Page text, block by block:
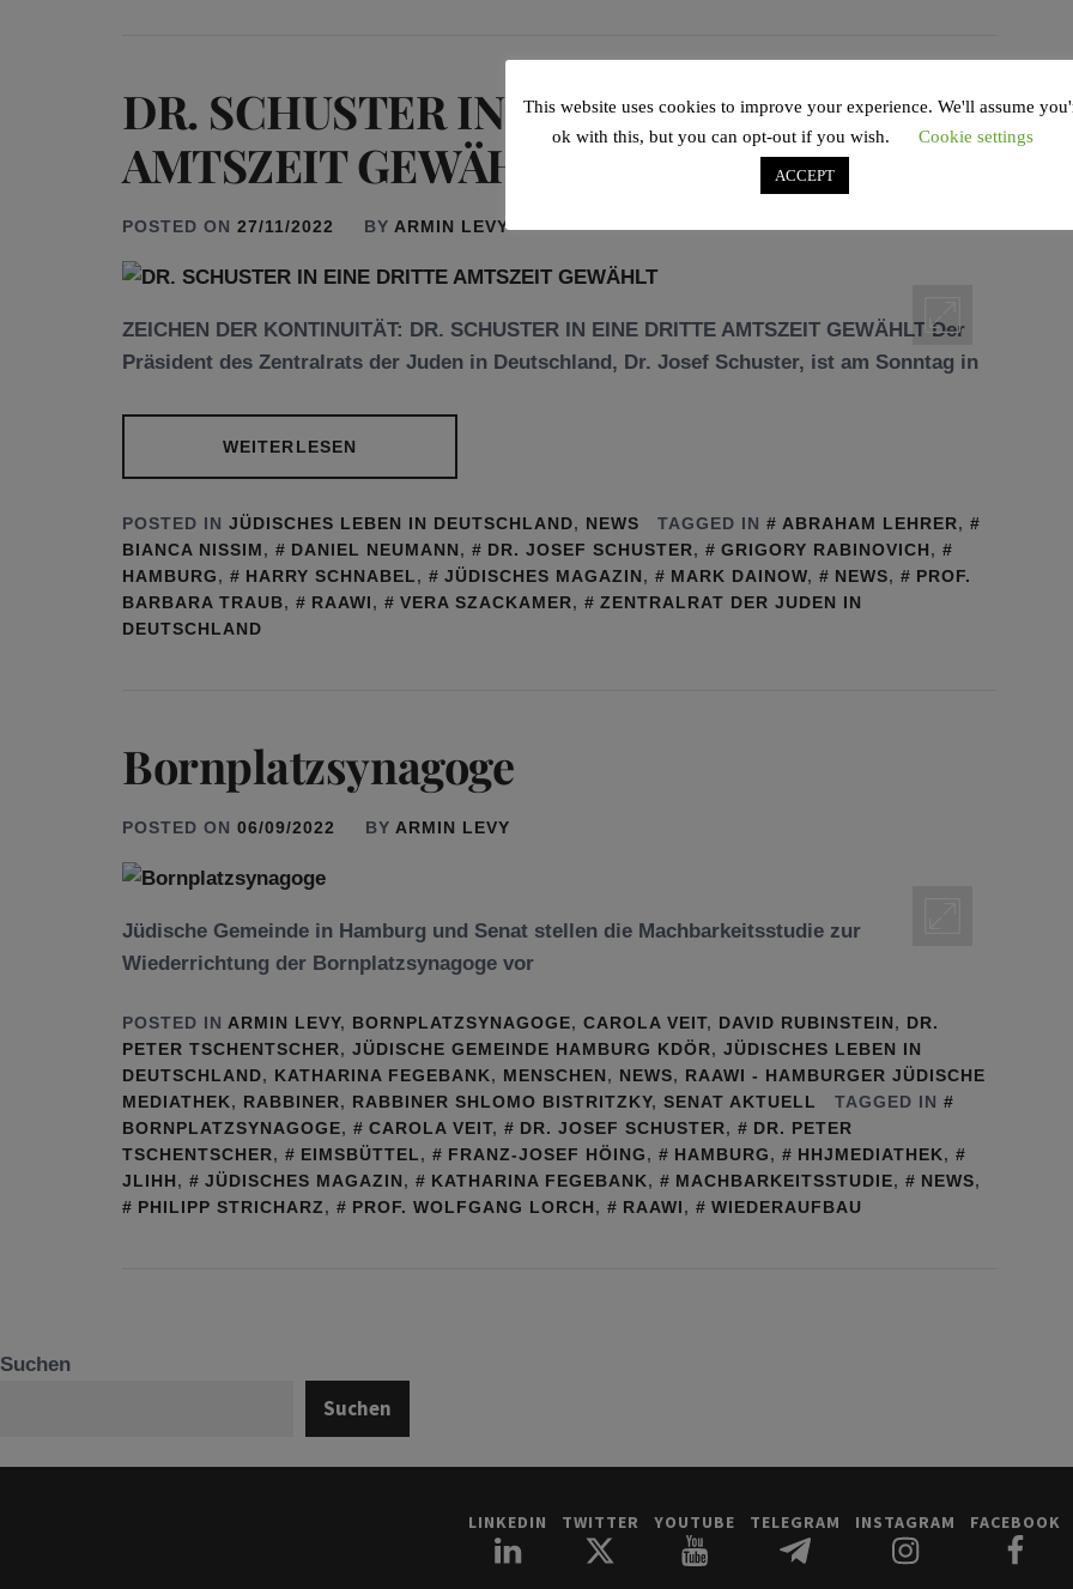
DR. SCHUSTER IN EINE DRITTE
AMTSZEIT GEWÄHLT
POSTED ON 27/11/2022 BY ARMIN LEVY
ZEICHEN DER KONTINUITÄT: DR. SCHUSTER IN EINE DRITTE AMTSZEIT GEWÄHLT Der
Präsident des Zentralrats der Juden in Deutschland, Dr. Josef Schuster, ist am Sonntag in
WEITERLESEN
POSTED IN JÜDISCHES LEBEN IN DEUTSCHLAND, NEWS TAGGED IN ABRAHAM LEHRER,
BIANCA NISSIM, DANIEL NEUMANN, DR. JOSEF SCHUSTER, GRIGORY RABINOVICH,
HAMBURG, HARRY SCHNABEL, JÜDISCHES MAGAZIN, MARK DAINOW, NEWS,
PROF.
BARBARA TRAUB, RAAWI, VERA SZACKAMER,
ZENTRALRAT DER JUDEN IN
DEUTSCHLAND
Bornplatzsynagoge
POSTED ON 06/09/2022 BY ARMIN LEVY
Jüdische Gemeinde in Hamburg und Senat stellen die Machbarkeitsstudie zur
Wiederrichtung der Bornplatzsynagoge vor
POSTED IN ARMIN LEVY, BORNPLATZSYNAGOGE, CAROLA VEIT, DAVID RUBINSTEIN, DR.
PETER TSCHENTSCHER, JÜDISCHE GEMEINDE HAMBURG KDÖR, JÜDISCHES LEBEN IN
DEUTSCHLAND, KATHARINA FEGEBANK, MENSCHEN, NEWS, RAAWI - HAMBURGER JÜDISCHE
MEDIATHEK, RABBINER, RABBINER SHLOMO BISTRITZKY, SENAT AKTUELL
TAGGED IN
BORNPLATZSYNAGOGE, CAROLA VEIT, DR. JOSEF SCHUSTER,
DR. PETER
TSCHENTSCHER, EIMSBÜTTEL, FRANZ-JOSEF HÖING, HAMBURG, HHJMEDIATHEK,
JLIHH, JÜDISCHES MAGAZIN, KATHARINA FEGEBANK, MACHBARKEITSSTUDIE, NEWS,
PHILIPP STRICHARZ, PROF. WOLFGANG LORCH, RAAWI, WIEDERAUFBAU
Suchen
Suchen
LINKEDIN TWITTER YOUTUBE TELEGRAM INSTAGRAM FACEBOOK
This website uses cookies to improve your experience. We'll assume
ok with this, but you can opt-out if you wish.
Cookie settings
ACCEPT